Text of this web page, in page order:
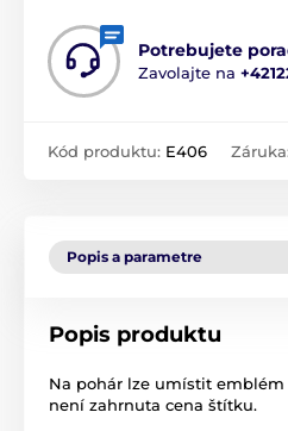
Potrebujete
Zavolajte na
Kód produktu: E406
Popis a parametre
Popis produktu
Na pohár lze umístit emblém
není zahrnuta cena štítku.